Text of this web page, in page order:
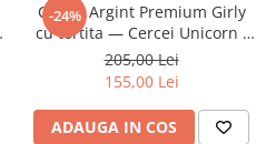
-24%
Cercei Argint Premium Girly
cu tortita — Cercei Unicorn /
Inorog Roz - Pelicula
Anticoroziune
205,00 Lei
155,00 Lei
ADAUGA IN COS